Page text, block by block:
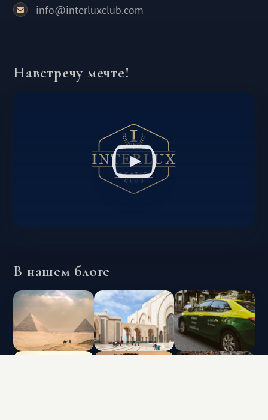
info@interluxclub.com
Навстречу мечте!
В нашем блоге